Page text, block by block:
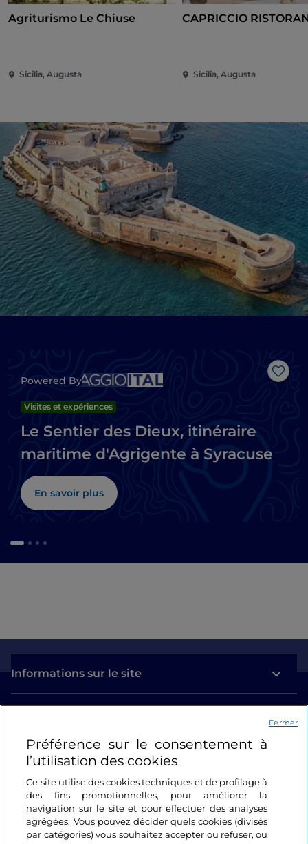
Agriturismo Le Chiuse
Sicilia, Augusta
CAPRICCIO
Sicilia, Augusta
Powered By
Visites et expériences
Le Sentier des Dieux, itinéraire
maritime d'Agrigente à Syracuse
En savoir plus
Informations sur le site
Se connecter
Suivez-nous
Préférence sur le consentement à
l’utilisation des cookies
Ce site utilise des cookies techniques et de profilage à
des fins promotionnelles, pour améliorer la
navigation sur le site et pour effectuer des analyses
agrégées. Vous pouvez décider quels cookies (divisés
par catégories) vous souhaitez accepter ou refuser, ou
Fermer